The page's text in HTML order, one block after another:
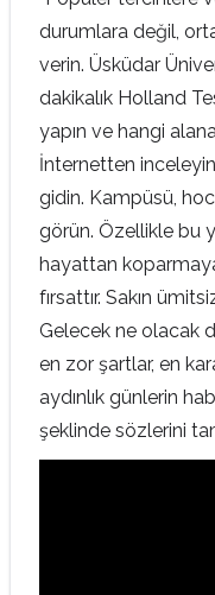
durumlara değil,
verin. Üsküdar
dakikalık Holland
yapın ve hangi
İnternetten
gidin. Kampüsü,
görün. Özellikle bu
hayattan
fırsattır. Sakın
Gelecek ne olacak
en zor şartlar, en
aydınlık günlerin
şeklinde sözlerini